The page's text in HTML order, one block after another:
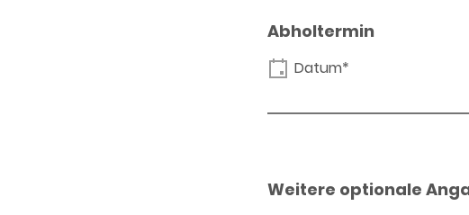
Abholtermin
Datum*
Weitere optionale